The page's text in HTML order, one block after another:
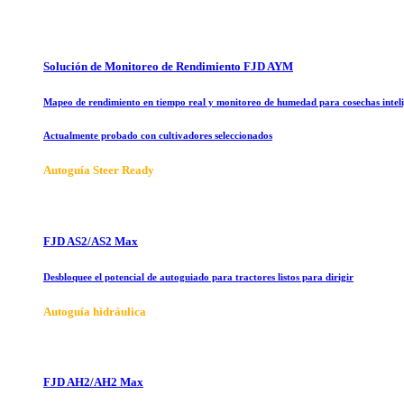
Solución de Monitoreo de Rendimiento FJD AYM
Mapeo de rendimiento en tiempo real y monitoreo de humedad para cosechas
Actualmente probado con cultivadores seleccionados
Autoguía Steer Ready
FJD AS2/AS2 Max
Desbloquee el potencial de autoguiado para tractores listos para dirigir
Autoguía hidráulica
FJD AH2/AH2 Max